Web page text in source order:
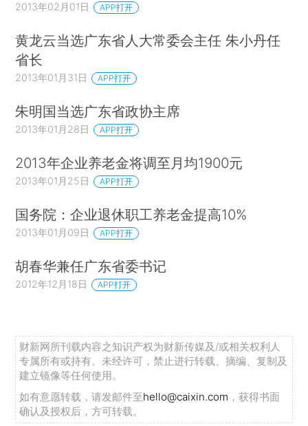
2013年02月01日 APP打开
黄龙云当选广东省人大常委会主任 朱小丹任
省长
2013年01月31日 APP打开
朱明国当选广东省政协主席
2013年01月28日 APP打开
2013年企业养老金将调至月均1900元
2013年01月25日 APP打开
国务院：企业退休职工养老金提高10%
2013年01月09日 APP打开
胡春华兼任广东省委书记
2012年12月18日 APP打开
财新网所刊载内容之知识产权为财新传媒及/或相关权利人
专属所有或持有。未经许可，禁止进行转载、摘编、复制及
建立镜像等任何使用。
如有意愿转载，请发邮件至hello@caixin.com ，获得书面
确认及授权后，方可转载。